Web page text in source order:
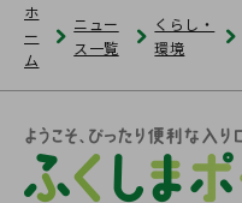
ホ
ー
ム
ニュー
ス一覧
くらし・
環境